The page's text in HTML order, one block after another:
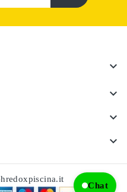




Chat